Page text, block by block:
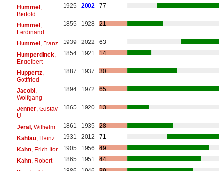
Hummel,
Bertold
1925 2002 77
Hummel,
Ferdinand
1855 1928 21
Hummel, Franz 1939 2022
63
Humperdinck,
Engelbert
1854 1921 14
Huppertz,
Gottfried
1887 1937 30
Jacobi,
Wolfgang
1894 1972 65
Jenner, Gustav
U.
1865 1920 13
Jeral, Wilhelm 1861 1935
28
Kahlau, Heinz 1931 2012
71
Kahn, Erich Itor 1905 1956
49
Kahn, Robert 1865 1951
44